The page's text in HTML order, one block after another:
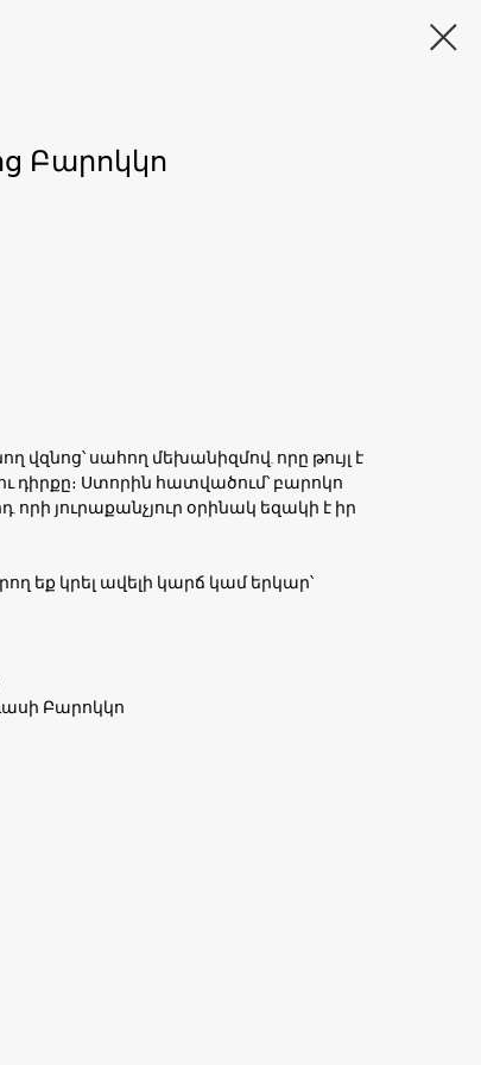
Բարոկկո
վզնոց՝ սահող մեխանիզմով, որը թույլ է
դիրքը։ Ստորին հատվածում՝ բարոկո
յուրաքանչյուր օրինակ եզակի է իր
եք կրել ավելի կարճ կամ երկար՝
Բարոկկո